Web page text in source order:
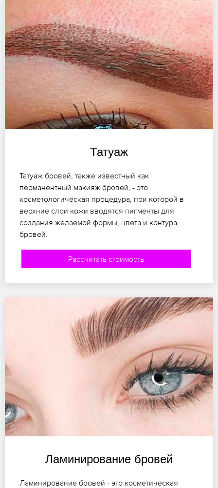
Татуаж
Татуаж бровей, также известный как
перманентный макияж бровей, - это
косметологическая процедура, при которой в
верхние слои кожи вводятся пигменты для
создания желаемой формы, цвета и контура
бровей.
Рассчитать стоимость
Ламинирование бровей
Ламинирование бровей - это косметическая